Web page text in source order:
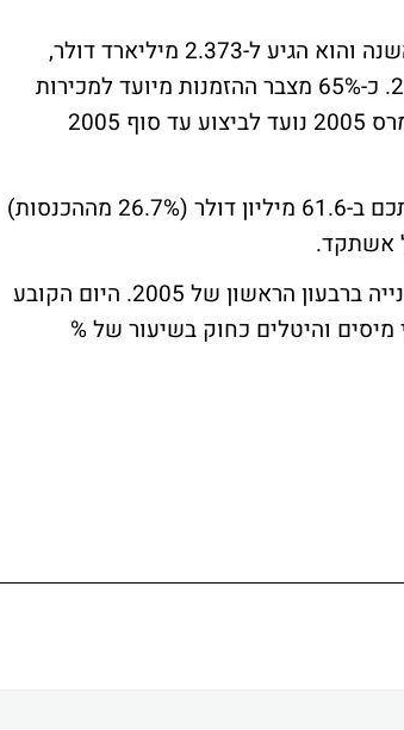
בצבר ההזמנות של החברה נרשם גידול של 10.2% מתחילת השנה והוא הגיע ל-2.373 מיליארד דולר,
לעומת צבר הזמנות של 2.154 מיליארד דולר בסוף שנת 2004. כ-65% מצבר ההזמנות מיועד למכירות
מחוץ לישראל. כ-63% מצבר ההזמנות של החברה ליום 31 במרס 2005 נועד לביצוע עד סוף 2005
הרווח הגולמי של החברה ברבעון הראשון של שנת 2005 הסתכם ב-61.6 מיליון דולר (26.7% מההכנסות)
דירקטוריון החברה הכריז על חלוקת דיבידנד בסך 13 סנט למנייה ברבעון הראשון של 2005. היום הקובע
והדיבידנד ישולם ב-20 ביוני 2005, בניכוי מיסים והיטלים כחוק בשיעור של %